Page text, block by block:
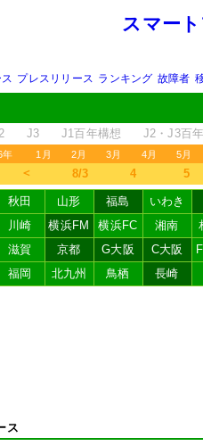
スマー
プレスリリース ランキング 故障者
J3 J1百年構想 J2・J3百
年 1月 2月 3月 4月 5月
＜ 8/3 4 5
秋田 山形 福島
いわき
川崎 横浜FM 横浜FC 湘南
滋賀 京都 G大阪 C大阪
福岡 北九州 鳥栖 長崎
ス